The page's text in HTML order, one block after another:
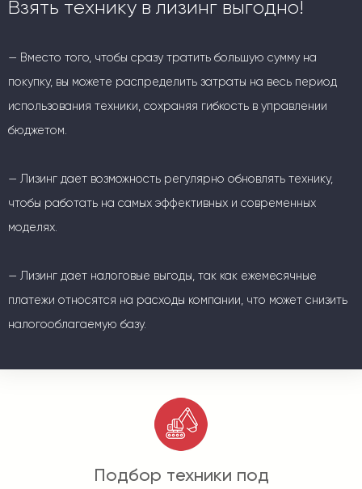
Взять технику в лизинг выгодно!
— Вместо того, чтобы сразу тратить большую сумму на
покупку, вы можете распределить затраты на весь период
использования техники, сохраняя гибкость в управлении
бюджетом.
— Лизинг дает возможность регулярно обновлять технику,
чтобы работать на самых эффективных и современных
моделях.
— Лизинг дает налоговые выгоды, так как ежемесячные
платежи относятся на расходы компании, что может снизить
налогооблагаемую базу.
Подбор техники под